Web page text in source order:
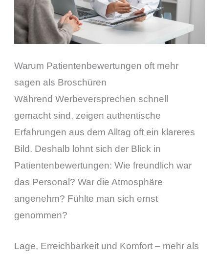
Warum Patientenbewertungen oft mehr
sagen als Broschüren
Während Werbeversprechen schnell
gemacht sind, zeigen authentische
Erfahrungen aus dem Alltag oft ein klareres
Bild. Deshalb lohnt sich der Blick in
Patientenbewertungen: Wie freundlich war
das Personal? War die Atmosphäre
angenehm? Fühlte man sich ernst
genommen?
Lage, Erreichbarkeit und Komfort – mehr als